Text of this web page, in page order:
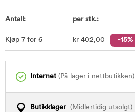
Antall: per stk.:
Kjøp 7 for 6 kr 402,00 -15%
Internet (På lager i nettbutikken)
Butikklager(Midlertidig utsolgt)